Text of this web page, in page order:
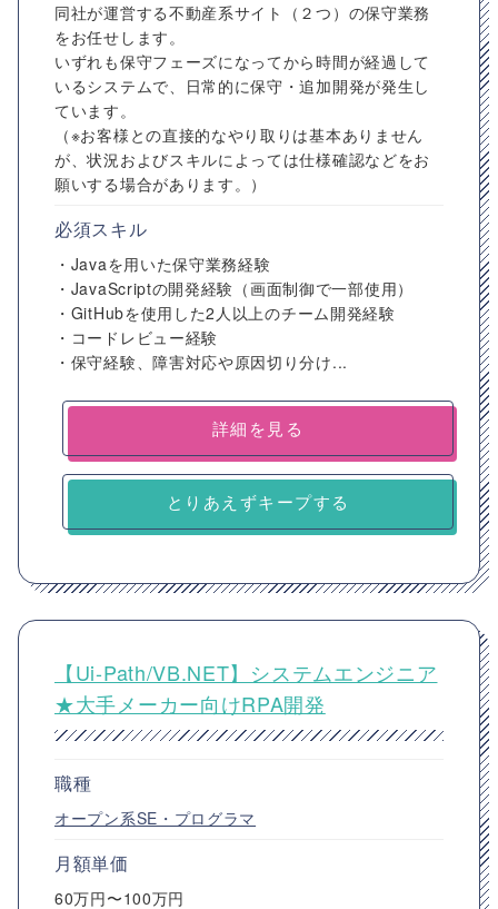
同社が運営する不動産系サイト（２つ）の保守業務
をお任せします。
いずれも保守フェーズになってから時間が経過して
いるシステムで、日常的に保守・追加開発が発生し
ています。
（※お客様との直接的なやり取りは基本ありません
が、状況およびスキルによっては仕様確認などをお
願いする場合があります。）
必須スキル
・Javaを用いた保守業務経験
・JavaScriptの開発経験（画面制御で一部使用）
・GitHubを使用した2人以上のチーム開発経験
・コードレビュー経験
・保守経験、障害対応や原因切り分け...
詳細を見る
とりあえずキープする
【Ui-Path/VB.NET】システムエンジニア
★大手メーカー向けRPA開発
職種
オープン系SE・プログラマ
月額単価
60万円〜100万円